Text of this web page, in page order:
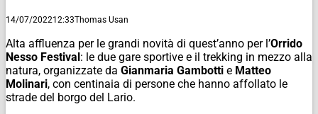
14/07/202212:33Thomas Usan
Alta affluenza per le grandi novità di quest’anno per l’Orrido
Nesso Festival: le due gare sportive e il trekking in mezzo alla
natura, organizzate da Gianmaria Gambotti e Matteo
Molinari, con centinaia di persone che hanno affollato le
strade del borgo del Lario.